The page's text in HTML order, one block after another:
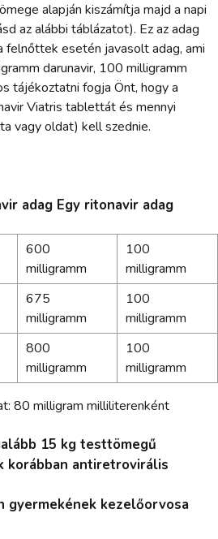
alapján kiszámítja majd a napi
az alábbi táblázatot). Ez az adag
felnőttek esetén javasolt adag, ami
darunavir, 100 milligramm
tájékoztatni fogja Önt, hogy a
Viatris tablettát és mennyi
vagy oldat) kell szednie.
adag Egy ritonavir adag
600
milligramm
100
milligramm
675
milligramm
100
milligramm
800
milligramm
100
milligramm
80 milligram milliliterenként
15 kg testtömegű
korábban antiretrovirális
gyermekének kezelőorvosa